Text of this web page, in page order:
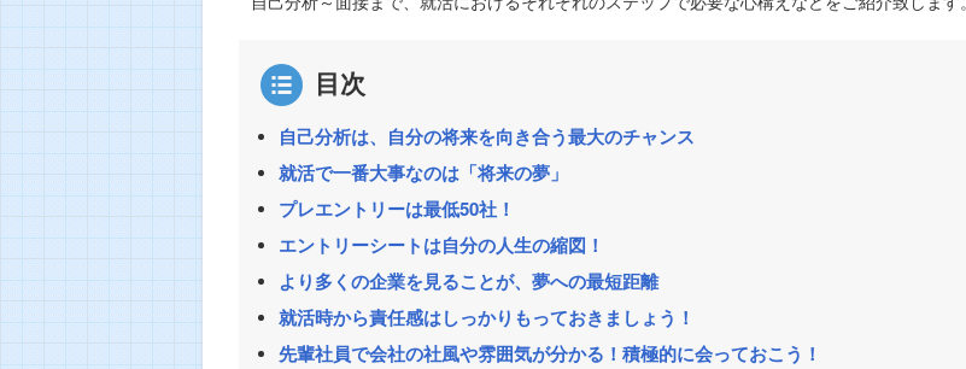
目次
自己分析は、自分の将来を向き合う最大のチャンス
就活で一番大事なのは「将来の夢」
プレエントリーは最低50社！
エントリーシートは自分の人生の縮図！
より多くの企業を見ることが、夢への最短距離
就活時から責任感はしっかりもっておきましょう！
先輩社員で会社の社風や雰囲気が分かる！積極的に会っておこう！